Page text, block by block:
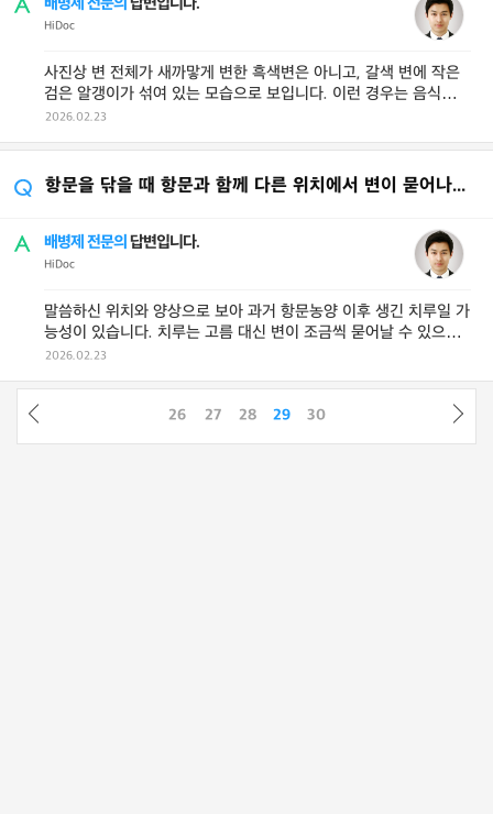
HiDoc
사진상 변 전체가 새까맣게 변한 흑색변은 아니고, 갈색 변에 작은
검은 알갱이가 섞여 있는 모습으로 보입니다. 이런 경우는 음식물
2026.02.23
항문을 닦을 때 항문과 함께 다른 위치에서 변이 묻어나옵니다
배병제 전문의 답변입니다.
HiDoc
말씀하신 위치와 양상으로 보아 과거 항문농양 이후 생긴 치루일 가
능성이 있습니다. 치루는 고름 대신 변이 조금씩 묻어날 수 있으며,
재발이 없더라도 통로가 남 ...
2026.02.23
26 27 28 29 30